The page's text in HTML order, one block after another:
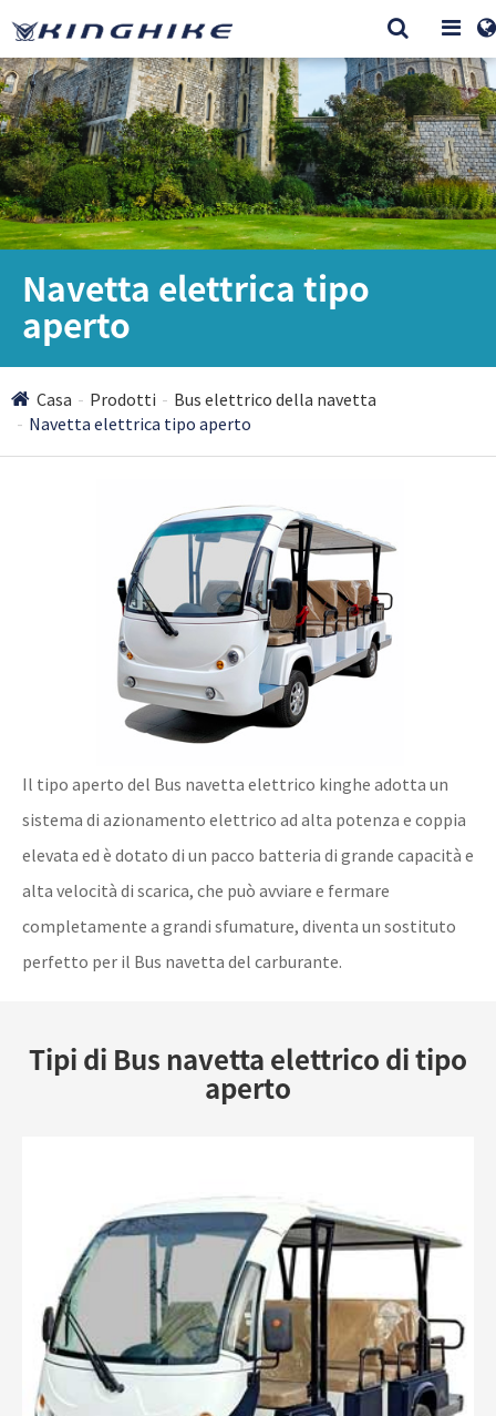
Navetta elettrica tipo
aperto
Casa Prodotti
Bus elettrico della navetta
Navetta elettrica tipo aperto
Il tipo aperto del Bus navetta elettrico kinghe adotta un
sistema di azionamento elettrico ad alta potenza e coppia
elevata ed è dotato di un pacco batteria di grande capacità e
alta velocità di scarica, che può avviare e fermare
completamente a grandi sfumature, diventa un sostituto
perfetto per il Bus navetta del carburante.
Tipi di Bus navetta elettrico di tipo
aperto